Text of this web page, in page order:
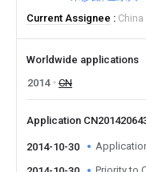
Current Assignee
Worldwide applications
2014
CN
Application
2014-10-30